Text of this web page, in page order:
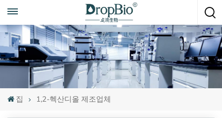
언제든지 전화하세요
+86 15951008670
집 1,2-헥산디올 제조업체